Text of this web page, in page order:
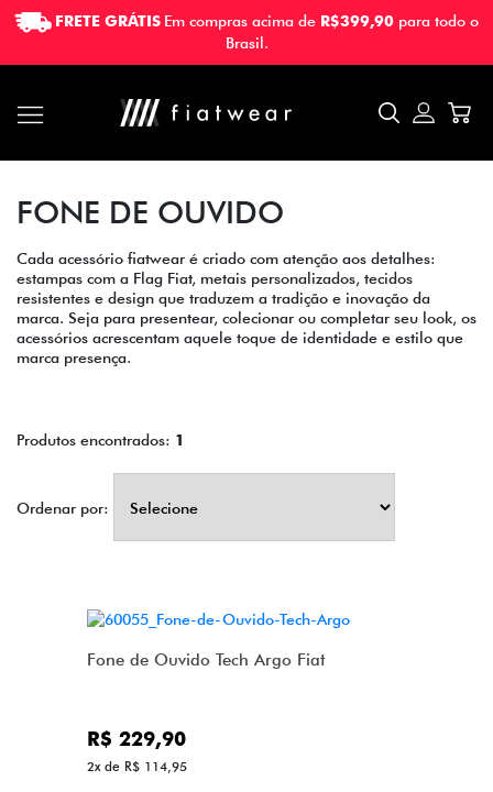
FRETE GRÁTIS Em compras acima de R$399,90 para todo o
Brasil.
FRETE GRÁTIS Em compras acima de R$399,90 para todo o
Brasil.
FONE DE OUVIDO
Cada acessório fiatwear é criado com atenção aos detalhes:
estampas com a Flag Fiat, metais personalizados, tecidos
resistentes e design que traduzem a tradição e inovação da
marca. Seja para presentear, colecionar ou completar seu look, os
acessórios acrescentam aquele toque de identidade e estilo que
marca presença.
Produtos encontrados: 1
Ordenar por:
Fone de Ouvido Tech Argo Fiat
R$ 229,90
2x de R$ 114,95